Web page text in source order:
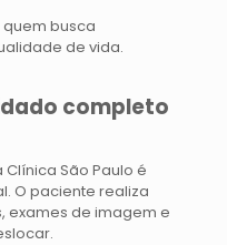
busca
de vida.
completo
São Paulo é
O paciente realiza
exames de imagem e